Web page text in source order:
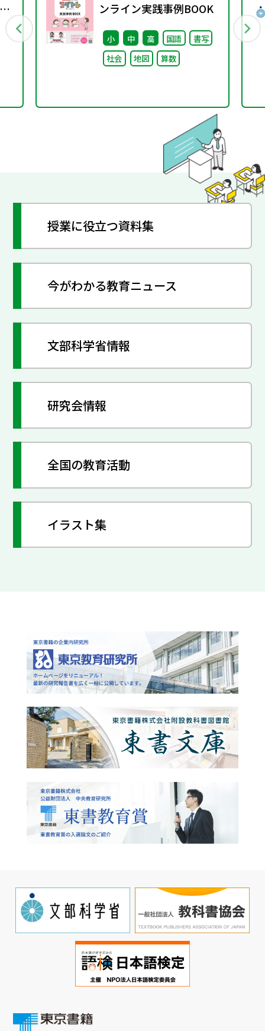
ンライン実践事例BOOK
小 中 高 国語
書写
社会
地図 算数
授業に役立つ資料集
今がわかる教育ニュース
文部科学省情報
研究会情報
全国の教育活動
イラスト集